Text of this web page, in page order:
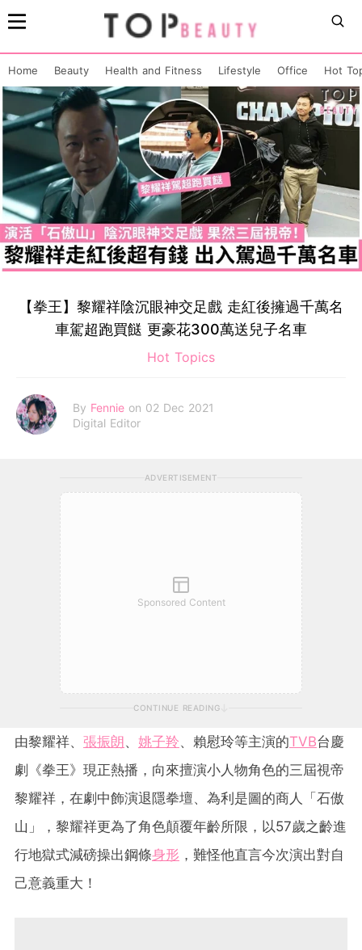
Home Beauty Health and Fitness Lifestyle Office Hot
【拳王】黎耀祥陰沉眼神交足戲 走紅後擁過千萬名
車駕超跑買餸 更豪花300萬送兒子名車
Hot Topics
By Fennie on 02 Dec 2021
Digital Editor
ADVERTISEMENT
Sponsored Content
CONTINUE READING
由黎耀祥、 張振朗、 姚子羚、賴慰玲等主演的TVB台慶
劇《拳王》現正熱播，向來擅演小人物角色的三屆視帝
黎耀祥，在劇中飾演退隱拳壇、為利是圖的商人「石傲
山」，黎耀祥更為了角色顛覆年齡所限，以57歲之齡進
行地獄式減磅操出鋼條身形 ，難怪他直言今次演出對自
己意義重大！